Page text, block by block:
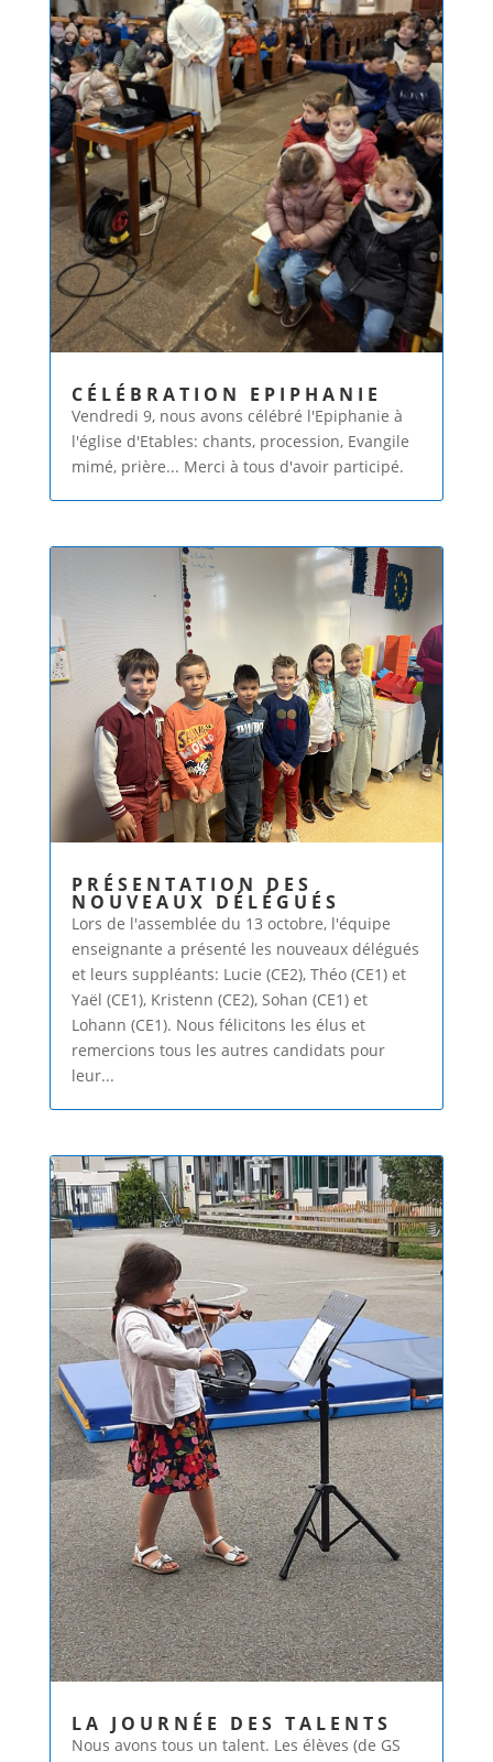
CÉLÉBRATION EPIPHANIE
Vendredi 9, nous avons célébré l'Epiphanie à
l'église d'Etables: chants, procession, Evangile
mimé, prière... Merci à tous d'avoir participé.
PRÉSENTATION DES
NOUVEAUX DÉLÉGUÉS
Lors de l'assemblée du 13 octobre, l'équipe
enseignante a présenté les nouveaux délégués
et leurs suppléants: Lucie (CE2), Théo (CE1) et
Yaël (CE1), Kristenn (CE2), Sohan (CE1) et
Lohann (CE1). Nous félicitons les élus et
remercions tous les autres candidats pour
leur...
LA JOURNÉE DES TALENTS
Nous avons tous un talent. Les élèves (de GS